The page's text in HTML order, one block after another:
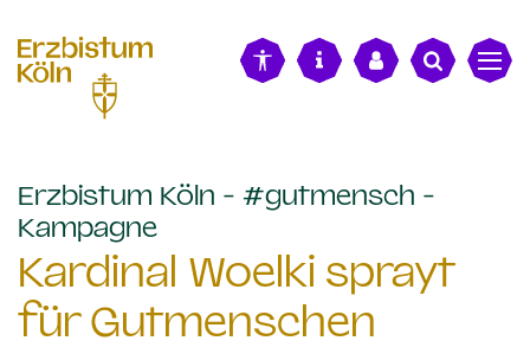
Erzbistum Köln - #gutmensch -
Kampagne:
Kardinal Woelki sprayt
für Gutmenschen